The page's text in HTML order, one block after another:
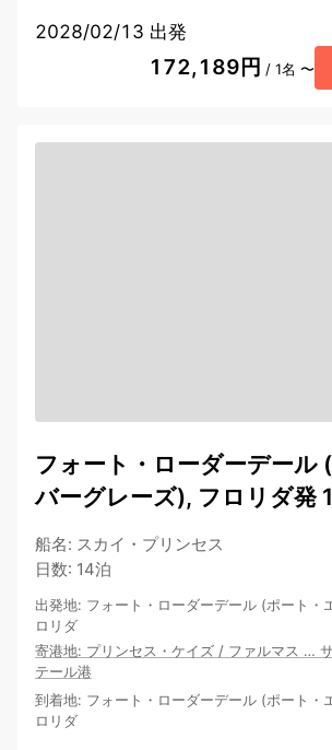
2028/02/13 出発
172,189円 / 1名 〜
フォート・ローダーデール
バーグレーズ), フロリダ発
船名: スカイ・プリンセス
日数: 14泊
出発地: フォート・ローダーデール (ポート・
ロリダ
寄港地: プリンセス・ケイズ / ファルマス …
テール港
到着地: フォート・ローダーデール (ポート・
ロリダ